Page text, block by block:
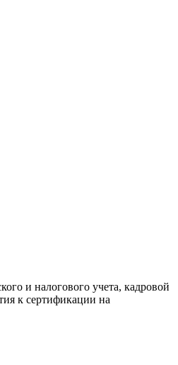
и налогового учета, кадровой
к сертификации на